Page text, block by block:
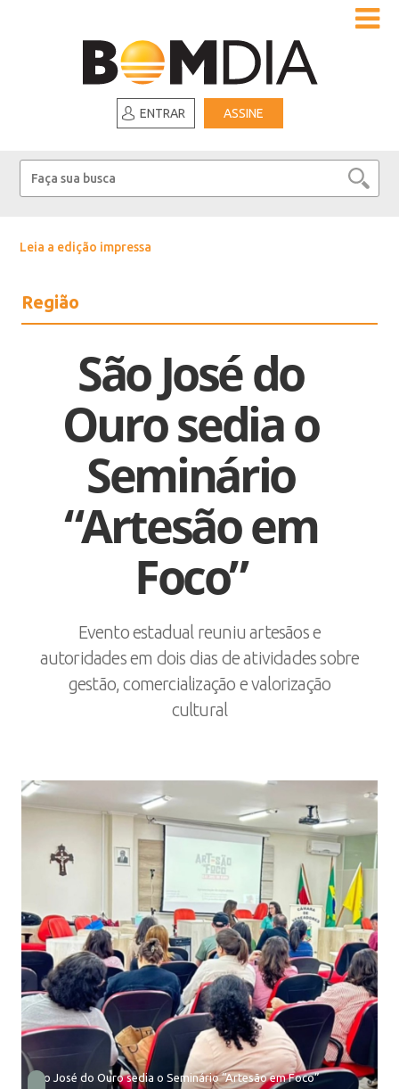
ENTRAR ASSINE
Leia a edição impressa
Região
São José do
Ouro sedia o
Seminário
“Artesão em
Foco”
Evento estadual reuniu artesãos e
autoridades em dois dias de atividades sobre
gestão, comercialização e valorização
cultural
São José do Ouro sedia o Seminário “Artesão em Foco”